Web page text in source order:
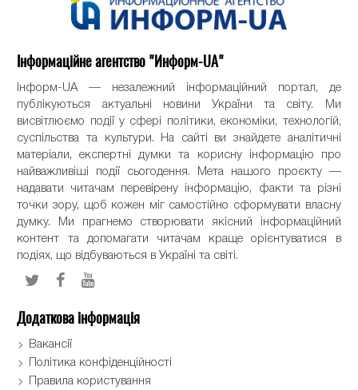
Інформаційне агентство "Информ-UA"
Інформ-UA — незалежний інформаційний портал, де
публікуються актуальні новини України та світу. Ми
висвітлюємо події у сфері політики, економіки, технологій,
суспільства та культури. На сайті ви знайдете аналітичні
матеріали, експертні думки та корисну інформацію про
найважливіші події сьогодення. Мета нашого проєкту —
надавати читачам перевірену інформацію, факти та різні
точки зору, щоб кожен міг самостійно сформувати власну
думку. Ми прагнемо створювати якісний інформаційний
контент та допомагати читачам краще орієнтуватися в
подіях, що відбуваються в Україні та світі.
Додаткова інформація
Вакансії
Політика конфіденційності
Правила користування